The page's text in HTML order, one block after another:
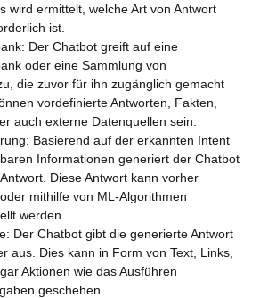
wird ermittelt, welche Art von Antwort
ist.
Der Chatbot greift auf eine
oder eine Sammlung von
die zuvor für ihn zugänglich gemacht
vordefinierte Antworten, Fakten,
auch externe Datenquellen sein.
Basierend auf der erkannten Intent
Informationen generiert der Chatbot
Diese Antwort kann vorher
mithilfe von ML-Algorithmen
werden.
Der Chatbot gibt die generierte Antwort
aus. Dies kann in Form von Text, Links,
Aktionen wie das Ausführen
geschehen.